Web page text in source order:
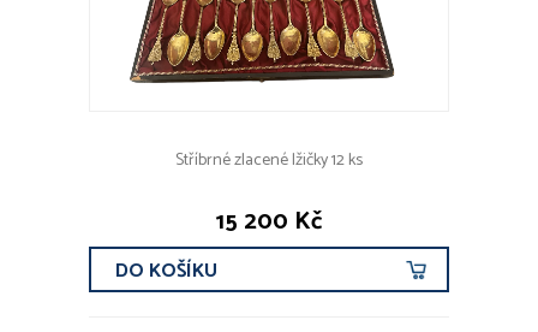
Stříbrné zlacené lžičky 12 ks
15 200 Kč
DO KOŠÍKU